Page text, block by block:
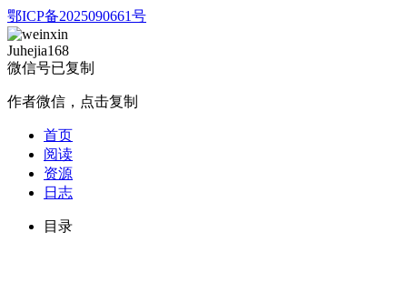
鄂ICP备2025090661号
Juhejia168
微信号已复制
作者微信，点击复制
首页
阅读
资源
日志
目录